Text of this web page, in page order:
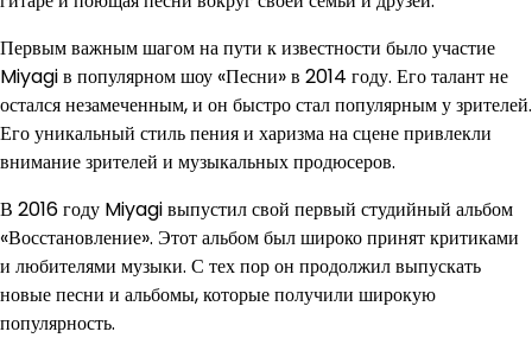
Первым важным шагом на пути к известности было участие
Miyagi в популярном шоу «Песни» в 2014 году. Его талант не
остался незамеченным, и он быстро стал популярным у зрителей.
Его уникальный стиль пения и харизма на сцене привлекли
внимание зрителей и музыкальных продюсеров.
В 2016 году Miyagi выпустил свой первый студийный альбом
«Восстановление». Этот альбом был широко принят критиками
и любителями музыки. С тех пор он продолжил выпускать
новые песни и альбомы, которые получили широкую
популярность.